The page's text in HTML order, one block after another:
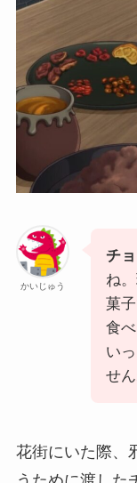
かいじゅう
チ
ね
菓
食
い
せん
花街にいた際、